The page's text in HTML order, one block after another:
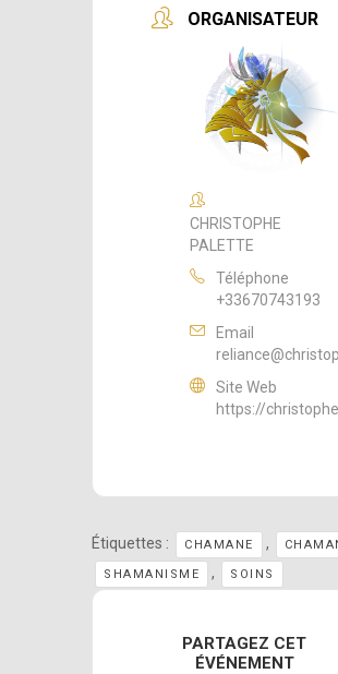
ORGANISATEUR
CHRISTOPHE
PALETTE
Téléphone
+33670743193
Email
Site Web
https://
Étiquettes : CHAMANE ,
SHAMANISME , SOINS
PARTAGEZ CET
ÉVÉNEMENT